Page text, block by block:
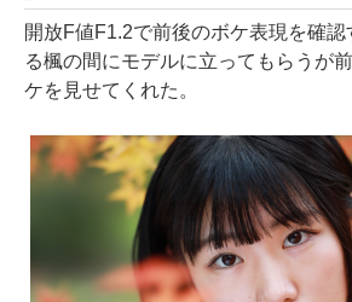
開放F値F1.2で前後のボケ表現を確
る楓の間にモデルに立ってもらうが
ケを見せてくれた。